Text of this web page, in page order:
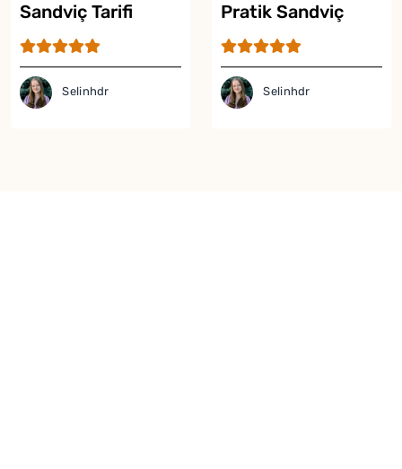
Sandviç Tarifi
Selinhdr
Pratik Sandviç
Simit Tarifi
Selinhdr